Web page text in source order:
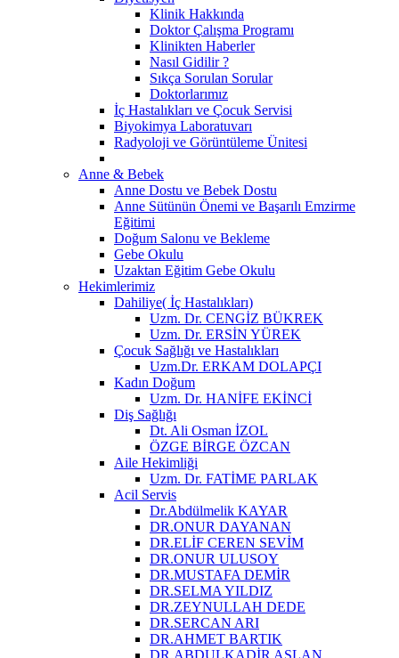
Klinik Hakkında
Doktor Çalışma Programı
Klinikten Haberler
Nasıl Gidilir ?
Sıkça Sorulan Sorular
Doktorlarımız
İç Hastalıkları ve Çocuk Servisi
Biyokimya Laboratuvarı
Radyoloji ve Görüntüleme Ünitesi
Anne & Bebek
Anne Dostu ve Bebek Dostu
Anne Sütünün Önemi ve Başarılı Emzirme
Eğitimi
Doğum Salonu ve Bekleme
Gebe Okulu
Uzaktan Eğitim Gebe Okulu
Hekimlerimiz
Dahiliye( İç Hastalıkları)
Uzm. Dr. CENGİZ BÜKREK
Uzm. Dr. ERSİN YÜREK
Çocuk Sağlığı ve Hastalıkları
Uzm.Dr. ERKAM DOLAPÇI
Kadın Doğum
Uzm. Dr. HANİFE EKİNCİ
Diş Sağlığı
Dt. Ali Osman İZOL
ÖZGE BİRGE ÖZCAN
Aile Hekimliği
Uzm. Dr. FATİME PARLAK
Acil Servis
Dr.Abdülmelik KAYAR
DR.ONUR DAYANAN
DR.ELİF CEREN SEVİM
DR.ONUR ULUSOY
DR.MUSTAFA DEMİR
DR.SELMA YILDIZ
DR.ZEYNULLAH DEDE
DR.SERCAN ARI
DR.AHMET BARTIK
DR.ABDULKADİR ASLAN